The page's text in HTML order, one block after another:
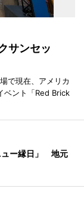
サンセッ
で現在、アメリカ
ベント「Red Brick
ュー縁日」 地元